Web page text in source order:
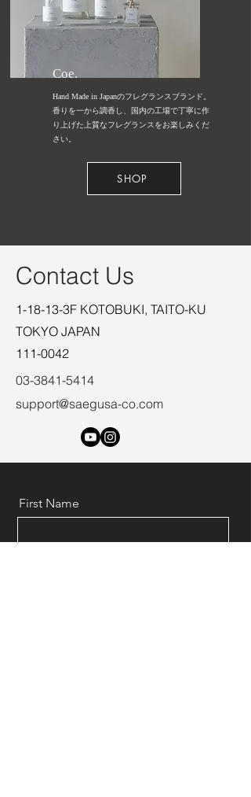
Coe.
Hand Made in Japanのフレグランスブランド。
香りを一から調香し、国内の工場で丁寧に作
り上げた上質なフレグランスをお楽しみくだ
さい。
SHOP
Contact Us
1-18-13-3F KOTOBUKI, TAITO-KU
TOKYO JAPAN
111-0042
03-3841-5414
support@saegusa-co.com
First Name